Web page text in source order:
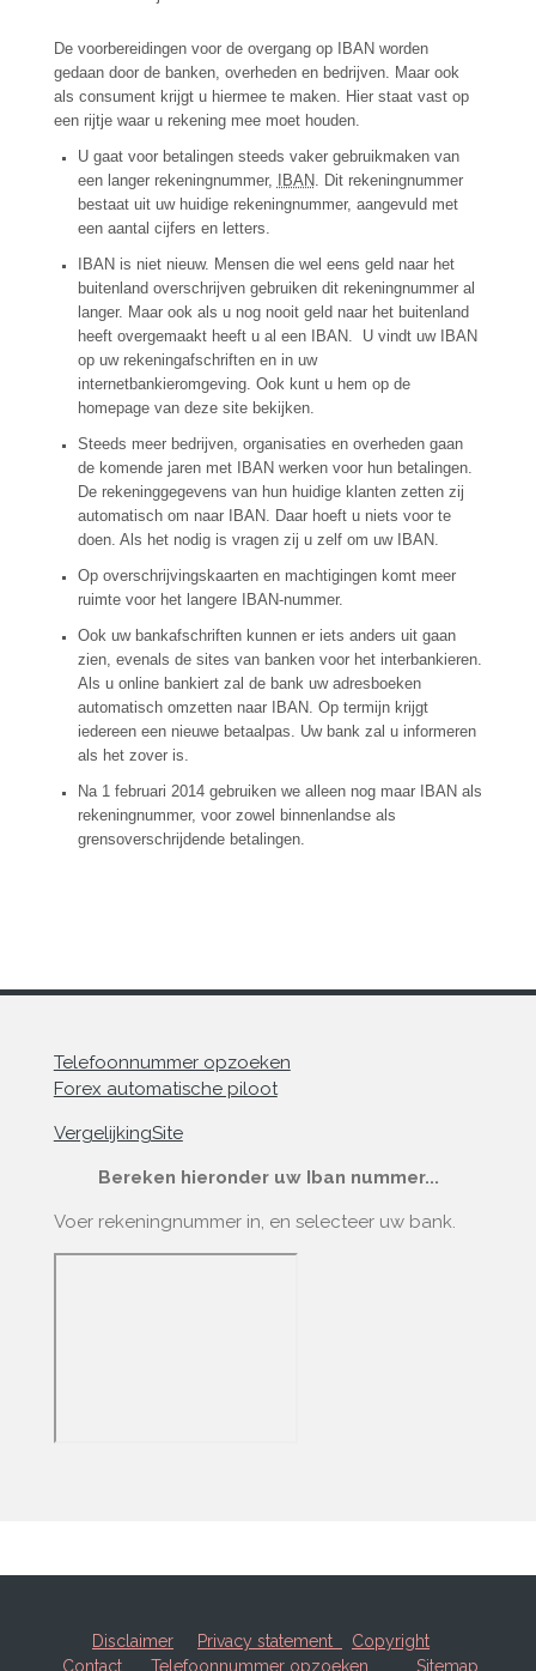
De voorbereidingen voor de overgang op IBAN worden
gedaan door de banken, overheden en bedrijven. Maar ook
als consument krijgt u hiermee te maken. Hier staat vast op
een rijtje waar u rekening mee moet houden.
U gaat voor betalingen steeds vaker gebruikmaken van
een langer rekeningnummer,
IBAN. Dit rekeningnummer
bestaat uit uw huidige rekeningnummer, aangevuld met
een aantal cijfers en letters.
IBAN is niet nieuw. Mensen die wel eens geld naar het
buitenland overschrijven gebruiken dit rekeningnummer al
langer. Maar ook als u nog nooit geld naar het buitenland
heeft overgemaakt heeft u al een IBAN. U vindt uw IBAN
op uw rekeningafschriften en in uw
internetbankieromgeving. Ook kunt u hem op de
homepage van deze site bekijken.
Steeds meer bedrijven, organisaties en overheden gaan
de komende jaren met IBAN werken voor hun betalingen.
De rekeninggegevens van hun huidige klanten zetten zij
automatisch om naar IBAN. Daar hoeft u niets voor te
doen. Als het nodig is vragen zij u zelf om uw IBAN.
Op overschrijvingskaarten en machtigingen komt meer
ruimte voor het langere IBAN-nummer.
Ook uw bankafschriften kunnen er iets anders uit gaan
zien, evenals de sites van banken voor het interbankieren.
Als u online bankiert zal de bank uw adresboeken
automatisch omzetten naar IBAN. Op termijn krijgt
iedereen een nieuwe betaalpas. Uw bank zal u informeren
als het zover is.
Na 1 februari 2014 gebruiken we alleen nog maar IBAN als
rekeningnummer, voor zowel binnenlandse als
grensoverschrijdende betalingen.
Telefoonnummer opzoeken
Forex automatische piloot
VergelijkingSite
Bereken hieronder uw Iban nummer...
Voer rekeningnummer in, en selecteer uw bank.
Disclaimer Privacy statement
Copyright
Contact
Telefoonnummer opzoeken Sitemap